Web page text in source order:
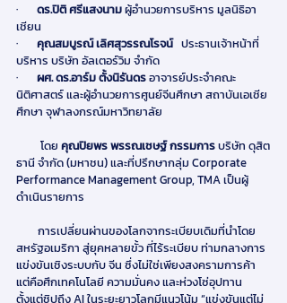
· ดร.ปิติ ศรีแสงนาม ผู้อำนวยการบริหาร มูลนิธิอา
เชียน
· คุณสมบูรณ์ เลิศสุวรรณโรจน์ ประธานเจ้าหน้าที่
บริหาร บริษัท อัลเตอร์วิม จำกัด
· ผศ. ดร.อาร์ม ตั้งนิรันดร อาจารย์ประจำคณะ
นิติศาสตร์ และผู้อำนวยการศูนย์จีนศึกษา สถาบันเอเชีย
ศึกษา จุฬาลงกรณ์มหาวิทยาลัย
         โดย
คุณปิยพร พรรณเชษฐ์ กรรมการ บริษัท ดุสิต
ธานี จํากัด (มหาชน) และที่ปรึกษากลุ่ม Corporate
Performance Management Group, TMA เป็นผู้
ดำเนินรายการ
สหรัฐอเมริกา สู่ยุคหลายขั้ว ที่ไร้ระเบียบ ท่ามกลางการ
แข่งขันเชิงระบบกับ จีน ซึ่งไม่ใช่เพียงสงครามการค้า
แต่คือศึกเทคโนโลยี ความมั่นคง และห่วงโซ่อุปทาน
ตั้งแต่ชิปถึง AI ในระยะยาวโลกมีแนวโน้ม “แข่งขันแต่ไม่